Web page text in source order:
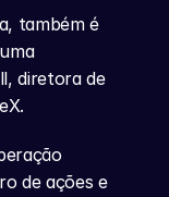
também é
diretora de
de ações e